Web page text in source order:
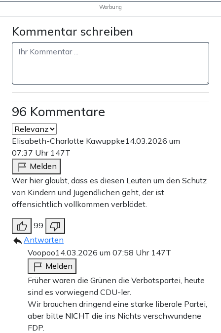
Werbung
Kommentar schreiben
96 Kommentare
Elisabeth-Charlotte Kawuppke14.03.2026 um
07:37 Uhr 147T
Melden
Wer hier glaubt, dass es diesen Leuten um den Schutz
von Kindern und Jugendlichen geht, der ist
offensichtlich vollkommen verblödet.
99
Antworten
Voopoo14.03.2026 um 07:58 Uhr 147T
Melden
Früher waren die Grünen die Verbotspartei, heute
sind es vorwiegend CDU-ler.
Wir brauchen dringend eine starke liberale Partei,
aber bitte NICHT die ins Nichts verschwundene
FDP.